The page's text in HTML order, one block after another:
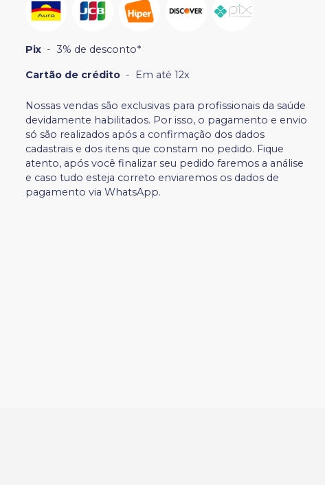
Pix - 3% de desconto*
Cartão de crédito - Em até 12x
Nossas vendas são exclusivas para profissionais da saúde
devidamente habilitados. Por isso, o pagamento e envio
só são realizados após a confirmação dos dados
cadastrais e dos itens que constam no pedido. Fique
atento, após você finalizar seu pedido faremos a análise
e caso tudo esteja correto enviaremos os dados de
pagamento via WhatsApp.